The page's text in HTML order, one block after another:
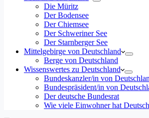
Die Müritz
Der Bodensee
Der Chiemsee
Der Schweriner See
Der Starnberger See
Mittelgebirge von Deutschland
Berge von Deutschland
Wissenswertes zu Deutschland
Bundeskanzler/in von
Bundespräsident/in von
Der deutsche Bundesrat
Wie viele Einwohner hat